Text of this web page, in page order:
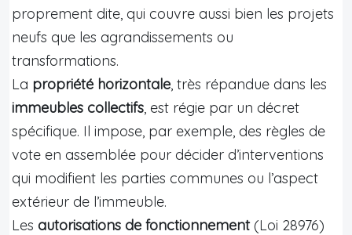
proprement dite, qui couvre aussi bien les projets
neufs que les agrandissements ou
transformations.
La propriété horizontale, très répandue dans les
immeubles collectifs, est régie par un décret
spécifique. Il impose, par exemple, des règles de
vote en assemblée pour décider d’interventions
qui modifient les parties communes ou l’aspect
extérieur de l’immeuble.
Les autorisations de fonctionnement(Loi 28976)